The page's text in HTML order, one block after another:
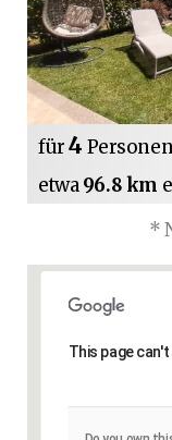
für4
etwa96.8 km
*
This page